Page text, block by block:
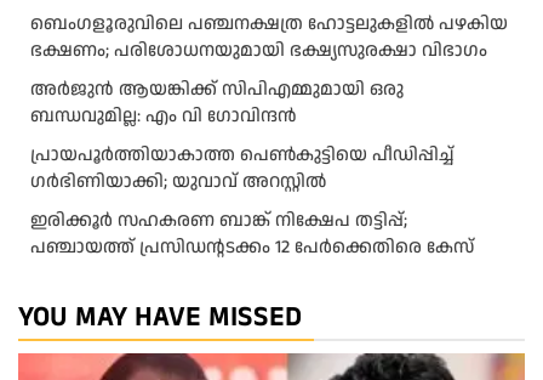
ബെംഗളൂരുവിലെ പഞ്ചനക്ഷത്ര ഹോട്ടലുകളിൽ പഴകിയ
ഭക്ഷണം; പരിശോധനയുമായി ഭക്ഷ്യസുരക്ഷാ വിഭാഗം
അര്‍ജുന്‍ ആയങ്കിക്ക് സിപിഎമ്മുമായി ഒരു
ബന്ധവുമില്ല: എം വി ഗോവിന്ദന്‍
പ്രായപൂർത്തിയാകാത്ത പെൺകുട്ടിയെ പീഡിപ്പിച്ച്
ഗർഭിണിയാക്കി; യുവാവ് അറസ്റ്റിൽ
ഇരിക്കൂർ സഹകരണ ബാങ്ക് നിക്ഷേപ തട്ടിപ്പ്;
പഞ്ചായത്ത് പ്രസിഡൻ്റടക്കം 12 പേർക്കെതിരെ കേസ്
YOU MAY HAVE MISSED